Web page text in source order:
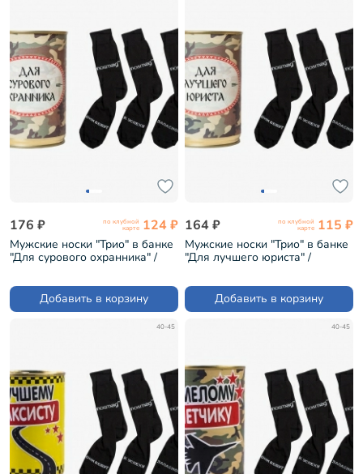
176 ₽ по клубной
карте 124 ₽
Мужские носки "Трио" в банке
"Для сурового охранника" /
Добавить в корзину
164 ₽ по клубной
карте 115 ₽
Мужские носки "Трио" в банке
"Для лучшего юриста" /
Добавить в корзину
40-45 40-45